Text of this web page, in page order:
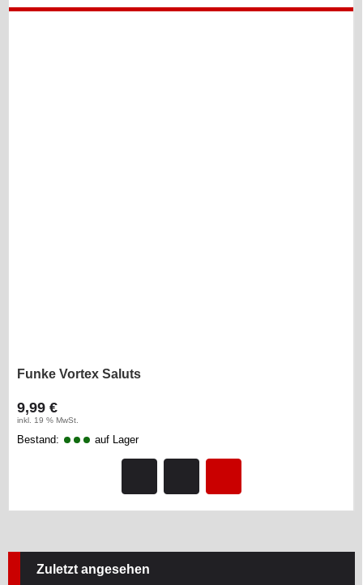
Funke Vortex Saluts
9,99 €
inkl. 19 % MwSt.
Bestand: auf Lager
Zuletzt angesehen